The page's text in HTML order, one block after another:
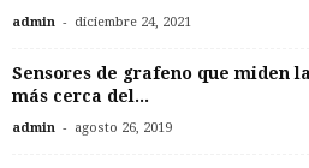
admin - diciembre 24, 2021
Sensores de grafeno que miden
más cerca del...
admin - agosto 26, 2019